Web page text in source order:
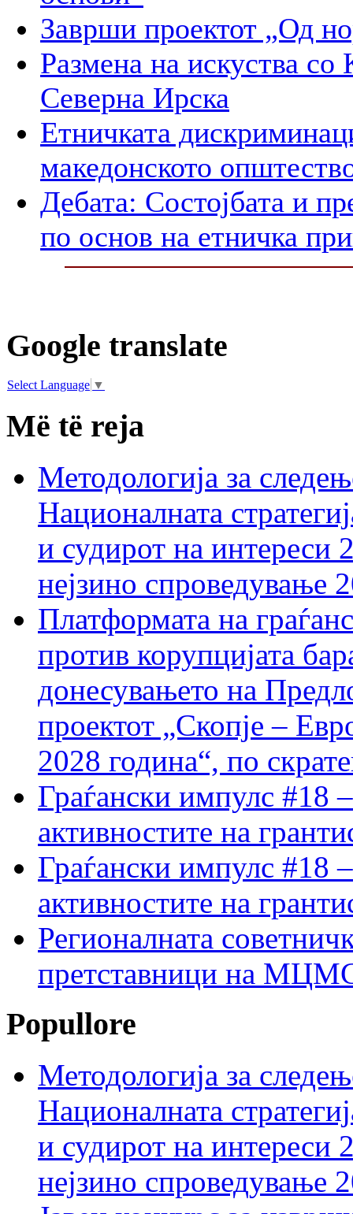
Заврши проектот „Од
Размена на искуства со
Северна Ирска
Етничката
македонското
Дебата: Состојбата и
по основ на етничка
Google translate
Select Language ▼
Më të reja
Методологија за
Националната
и судирот на интереси
нејзино спроведување
Платформата на
против корупцијата
донесувањето на
проектот „Скопје –
2028 година“, по
Граѓански импулс #18
активностите на
Граѓански импулс #18
активностите на
Регионалната
претставници на МЦМС
Popullore
Методологија за
Националната
и судирот на интереси
нејзино спроведување